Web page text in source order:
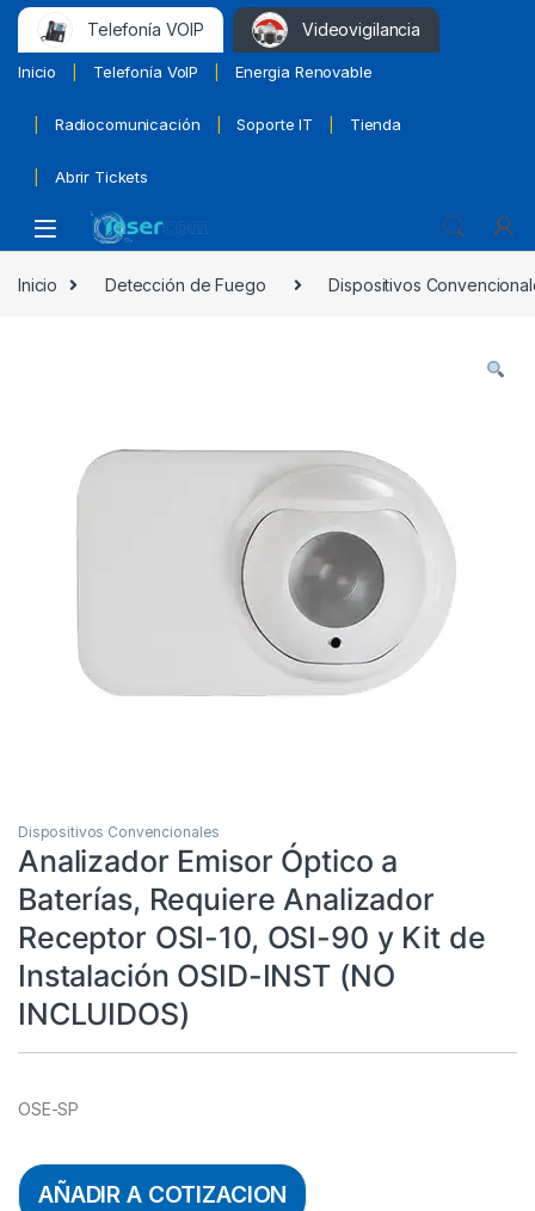
Telefonía VOIP Videovigilancia
Inicio Telefonía VoIP Energia Renovable
Radiocomunicación Soporte IT Tienda
Abrir Tickets
Inicio Detección de Fuego Dispositivos
Dispositivos Convencionales
Analizador Emisor Óptico a
Baterías, Requiere Analizador
Receptor OSI-10, OSI-90 y Kit de
Instalación OSID-INST (NO
INCLUIDOS)
OSE-SP
AÑADIR A COTIZACION